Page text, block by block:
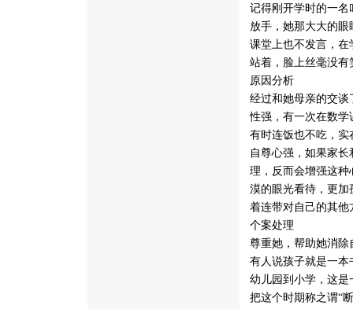
记得刚开学时的一
放手，她那大大的
课堂上也不发言，
站着，脸上丝毫没有
原因分析
经过和她母亲的交
性强，有一次在数
有时连饭也不吃，
自尊心强，如果家
理，反而会增强这
漠的眼光看待，更
着连带对自己的其
个案处理
尊重她，帮助她消
有人说孩子就是一
幼儿园到小学，这
把这个时期称之谓“